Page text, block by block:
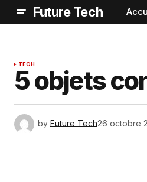
Future Tech
TECH
5 objets
by Future Tech26 octobre